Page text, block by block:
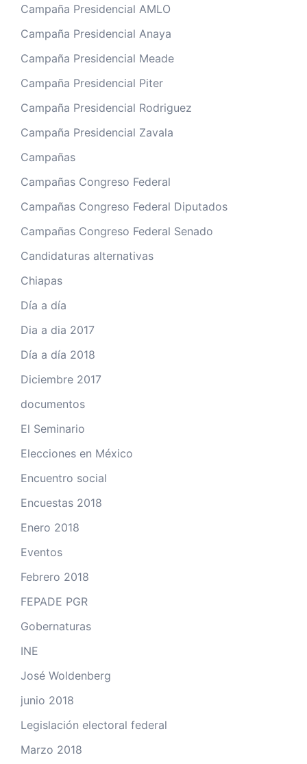
Campaña Presidencial AMLO
Campaña Presidencial Anaya
Campaña Presidencial Meade
Campaña Presidencial Piter
Campaña Presidencial Rodriguez
Campaña Presidencial Zavala
Campañas
Campañas Congreso Federal
Campañas Congreso Federal Diputados
Campañas Congreso Federal Senado
Candidaturas alternativas
Chiapas
Día a día
Dia a dia 2017
Día a día 2018
Diciembre 2017
documentos
El Seminario
Elecciones en México
Encuentro social
Encuestas 2018
Enero 2018
Eventos
Febrero 2018
FEPADE PGR
Gobernaturas
INE
José Woldenberg
junio 2018
Legislación electoral federal
Marzo 2018